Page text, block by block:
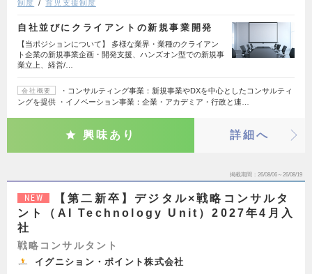
制度
育児支援制度
自社並びにクライアントの新規事業開発
【当ポジションについて】 多様な業界・業種のクライアン
ト企業の新規事業企画・開発支援、ハンズオン型での新規事
業立上、経営/…
会社概要
・コンサルティング事業：新規事業やDXを中心としたコンサルティ
ングを提供 ・イノベーション事業：企業・アカデミア・行政と連…
興味あり 詳細へ
掲載期間 26/08/06～26/08/19
NEW
【第二新卒】デジタル×戦略コンサルタ
ント（AI Technology Unit）2027年4月入
社
戦略コンサルタント
イグニション・ポイント株式会社